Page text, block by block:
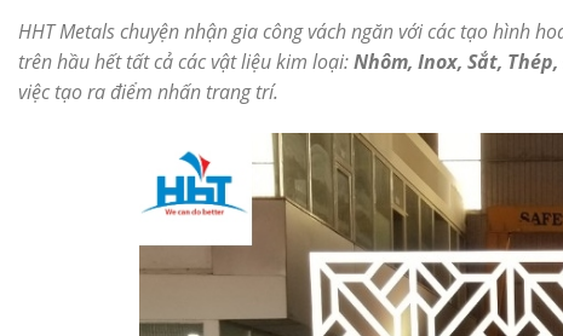
HHT Metals chuyện nhận gia công vách ngăn với các tạo hình
trên hầu hết tất cả các vật liệu kim loại:Nhôm, Inox, Sắt,
việc tạo ra điểm nhấn trang trí.